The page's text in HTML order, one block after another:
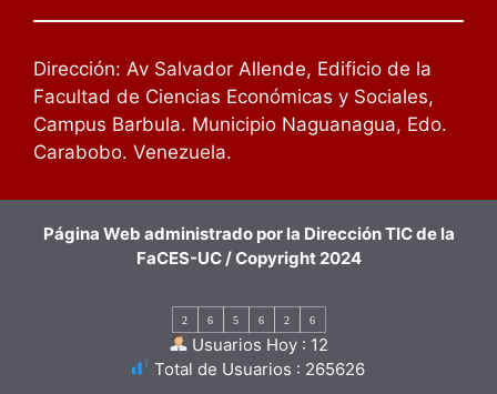
Dirección: Av Salvador Allende, Edificio de la
Facultad de Ciencias Económicas y Sociales,
Campus Barbula. Municipio Naguanagua, Edo.
Carabobo. Venezuela.
Página Web administrado por la Dirección TIC de la
FaCES-UC / Copyright 2024
2 6 5 6 2 6
Usuarios Hoy : 12
Total de Usuarios : 265626